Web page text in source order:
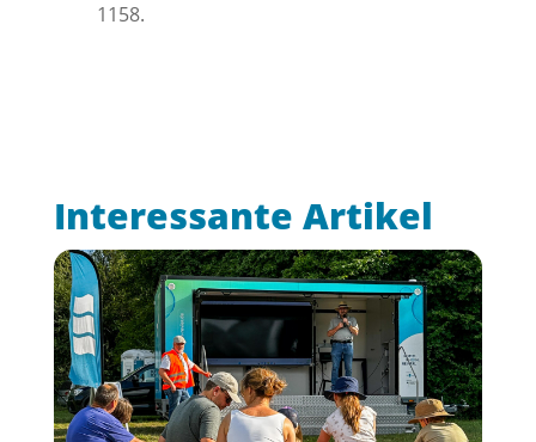
1158.
Interessante Artikel